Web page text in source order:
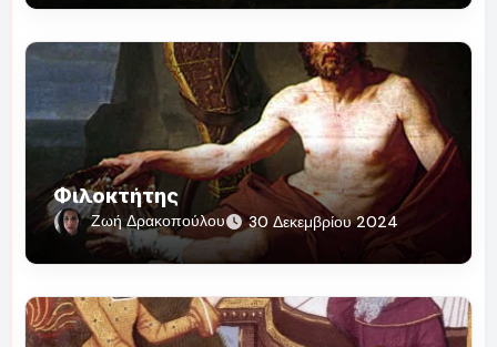
Φιλοκτήτης
Ζωή Δρακοπούλου 30 Δεκεμβρίου 2024